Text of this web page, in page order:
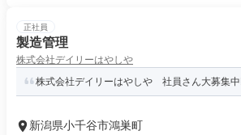
正社員
製造管理
株式会社デイリーはやしや
株式会社デイリーはやしや 社員さん大募集中
新潟県小千谷市鴻巣町